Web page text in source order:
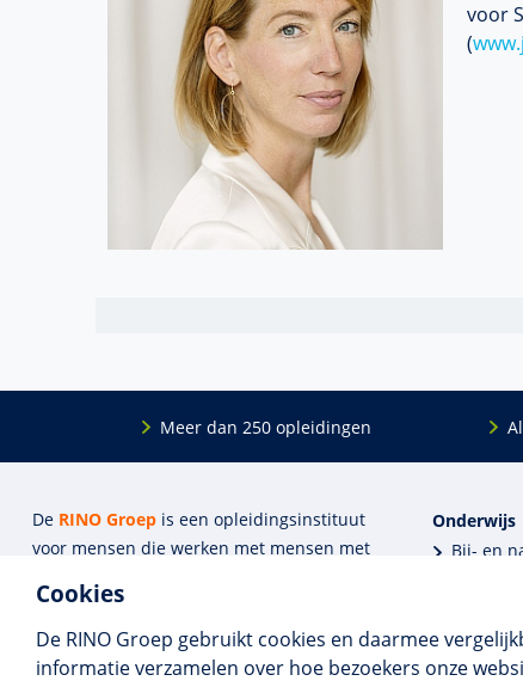
Cookies
De RINO Groep gebruikt cookies en daarmee
informatie verzamelen over hoe bezoekers onze
voor
(
Meer dan 250 opleidingen
De RINO Groepis een opleidings­insti­tuut
voor mensen die werken met mensen met
onze top­docenten bieden we innova­tieve
opleidingen, cursussen en congres­sen op
maat.
Onderwijs
Bij- en